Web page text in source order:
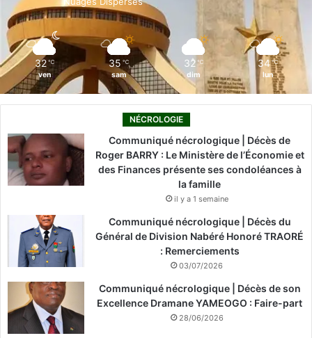
k
n
32 ℃
ven
35 ℃
sam
32 ℃
dim
34 ℃
lun
NÉCROLOGIE
Communiqué nécrologique | Décès de
Roger BARRY : Le Ministère de l’Économie et
des Finances présente ses condoléances à
la famille
il y a 1 semaine
Communiqué nécrologique | Décès du
Général de Division Nabéré Honoré TRAORÉ
: Remerciements
03/07/2026
Communiqué nécrologique | Décès de son
Excellence Dramane YAMEOGO : Faire-part
28/06/2026